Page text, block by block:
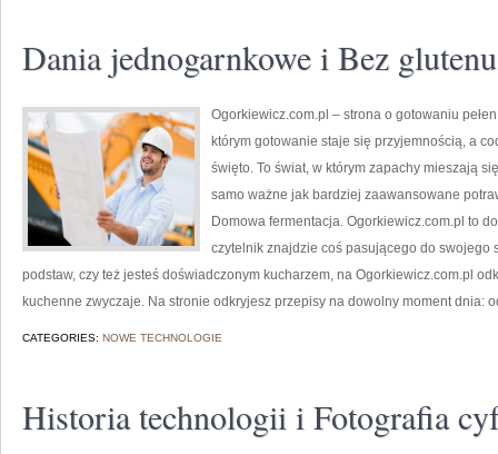
Dania jednogarnkowe i Bez glutenu
Ogorkiewicz.com.pl – strona o gotowaniu
którym gotowanie staje się przyjemnością, a
święto. To świat, w którym zapachy mieszają
samo ważne jak bardziej zaawansowane
Domowa fermentacja. Ogorkiewicz.com.pl to
czytelnik znajdzie coś pasującego do swojego
podstaw, czy też jesteś doświadczonym kucharzem, na Ogorkiewicz.com.pl
kuchenne zwyczaje. Na stronie odkryjesz przepisy na dowolny moment dnia:
CATEGORIES: NOWE TECHNOLOGIE
Historia technologii i Fotografia